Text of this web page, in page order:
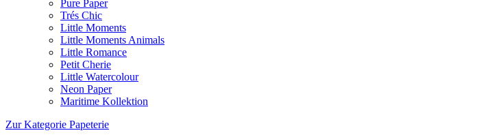
Pure Paper
Trés Chic
Little Moments
Little Moments Animals
Little Romance
Petit Cherie
Little Watercolour
Neon Paper
Maritime Kollektion
Zur Kategorie Papeterie